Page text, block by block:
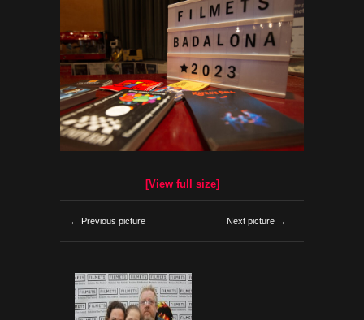
[View full size]
← Previous picture Next picture →